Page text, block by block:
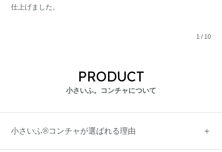
仕上げました。
1 / 10
PRODUCT
小さいふ。コンチャについて
小さいふ®コンチャが選ばれる理由